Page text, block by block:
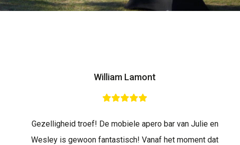
William Lamont
Gezelligheid troef! De mobiele apero bar van Julie en
Wesley is gewoon fantastisch! Vanaf het moment dat